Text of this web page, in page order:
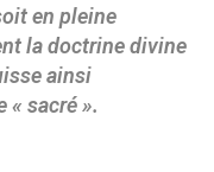
en pleine
la doctrine divine
ainsi
« sacré ».